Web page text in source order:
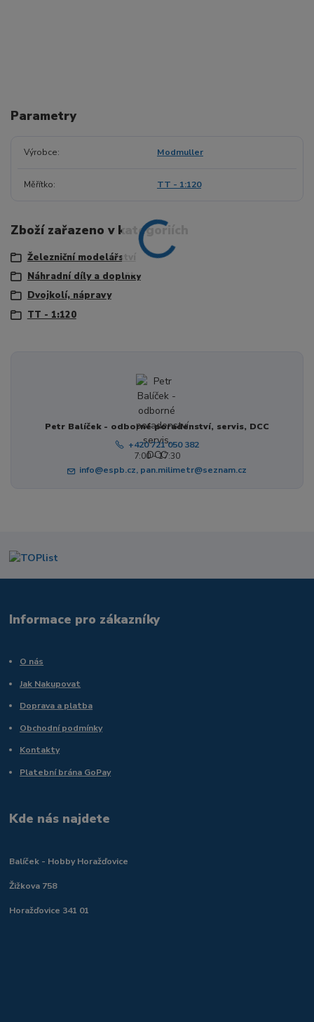
Parametry
Výrobce Modmuller
Měřítko TT - 1:120
Zboží zařazeno v kategoriích
Železniční modelářství
Náhradní díly a doplňky
Dvojkolí, nápravy
TT - 1:120
Petr Balíček - odborné poradenství, servis, DCC
+420 721 050 382
7:00 - 17:30
info@espb.cz, pan.milimetr@seznam.cz
Informace pro zákazníky
O nás
Jak Nakupovat
Doprava a platba
Obchodní podmínky
Kontakty
Platební brána GoPay
Kde nás najdete
Balíček - Hobby Horažďovice
Žižkova 758
Horažďovice 341 01